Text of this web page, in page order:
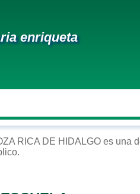
enriqueta
RICA DE HIDALGO es una
.